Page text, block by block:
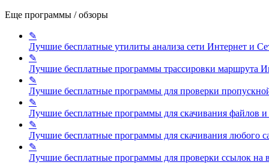
Еще программы / обзоры
✎
Лучшие бесплатные утилиты анализа сети Интернет и
✎
Лучшие бесплатные программы трассировки маршрута
✎
Лучшие бесплатные программы для проверки
✎
Лучшие бесплатные программы для скачивания файлов
✎
Лучшие бесплатные программы для скачивания любого
✎
Лучшие бесплатные программы для проверки ссылок на